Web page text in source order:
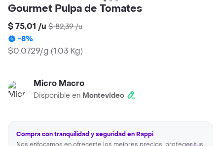
Gourmet Pulpa de Tomates
$ 75,01 /u $ 82,39/u
-8%
$0.0729/g (1.03 Kg)
Micro Macro
Disponible en Montevideo
Compra con tranquilidad y seguridad en Rappi